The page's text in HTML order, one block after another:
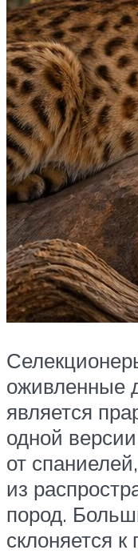
оживленные
является
одной
от
из
пород.
склоняется